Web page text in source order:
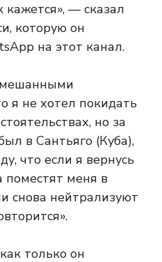
— сказал
которую он
на этот канал.
я не хотел покидать
но за
в Сантьяго (Куба),
что если я вернусь
поместят меня в
снова нейтрализуют
только он